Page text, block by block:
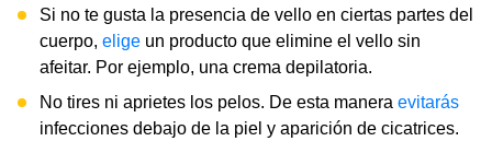
Si no te gusta la presencia de vello en ciertas partes del
cuerpo, elige un producto que elimine el vello sin
afeitar. Por ejemplo, una crema depilatoria.
No tires ni aprietes los pelos. De esta manera evitarás
infecciones debajo de la piel y aparición de cicatrices.